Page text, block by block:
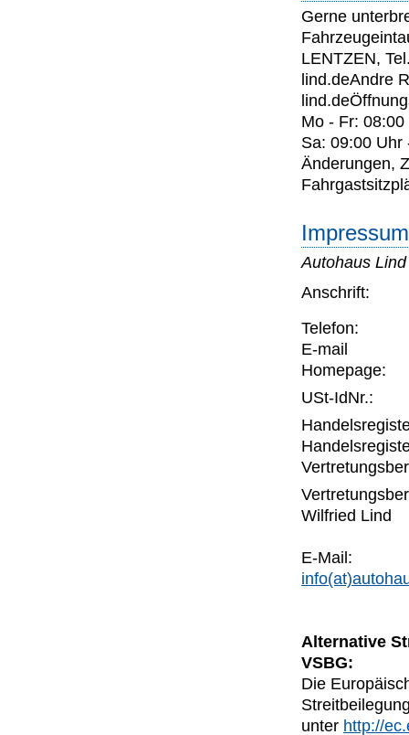
Gerne
LENTZEN,
lind.deAndre
Mo - Fr:
Sa: 09:00 Uhr
Änderungen,
Autohaus
Anschrift:
Telefon:
E-mail
Homepage:
USt-IdNr.:
Wilfried Lind
E-Mail:
Alternative
VSBG:
Die
unter http://